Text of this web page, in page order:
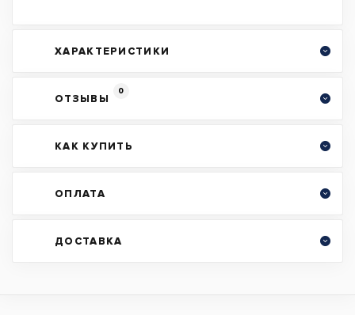
ХАРАКТЕРИСТИКИ
ОТЗЫВЫ
0
КАК КУПИТЬ
ОПЛАТА
ДОСТАВКА